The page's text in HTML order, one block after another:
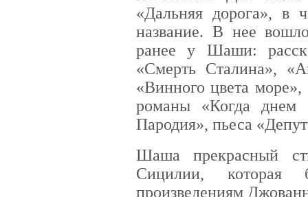
«Дальняя дорога», в
название. В нее
ранее у Шаши:
«Смерть Сталина»,
«Винного цвета море»,
романы «Когда днем
Пародия», пьеса
Шаша прекрасный
Сицилии, которая
произведениям